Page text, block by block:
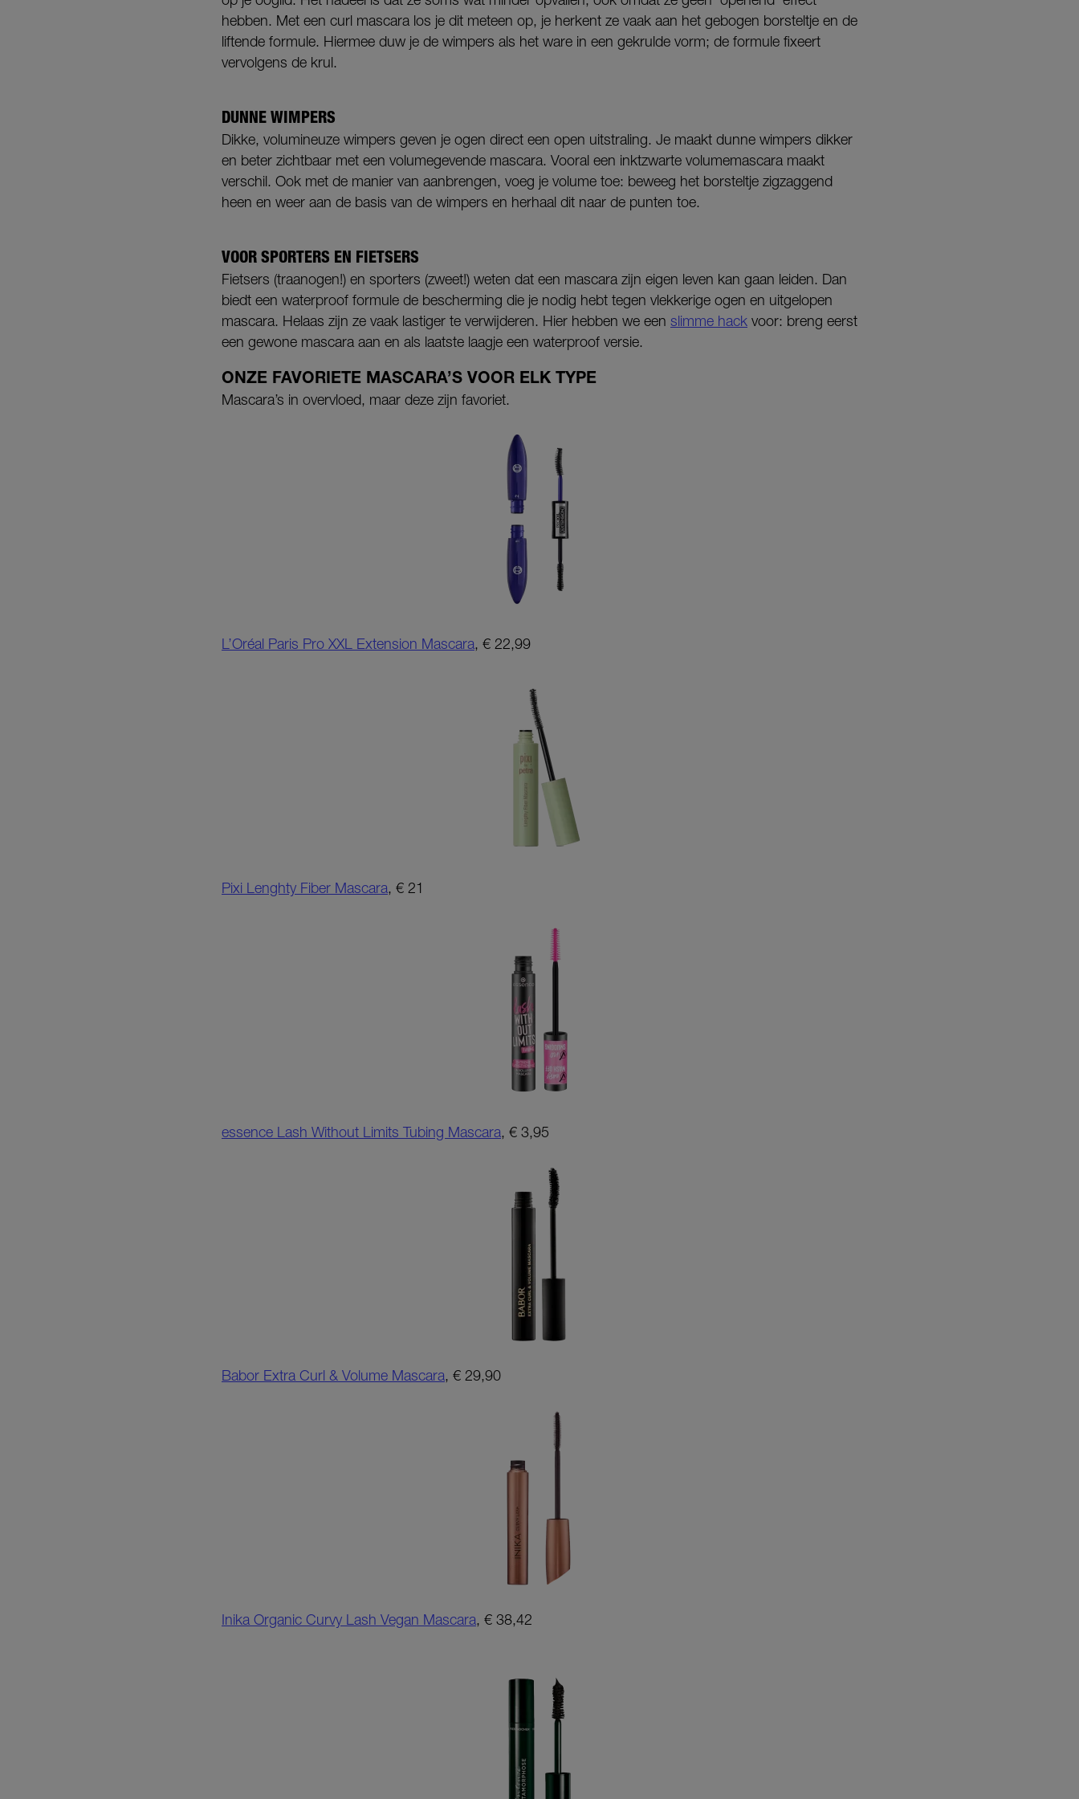
hebben. Met een curl mascara los je dit meteen op, je herkent ze vaak aan het gebogen borsteltje en de
liftende formule. Hiermee duw je de wimpers als het ware in een gekrulde vorm; de formule fixeert
vervolgens de krul.
DUNNE WIMPERS
Dikke, volumineuze wimpers geven je ogen direct een open uitstraling. Je maakt dunne wimpers dikker
en beter zichtbaar met een volumegevende mascara. Vooral een inktzwarte volumemascara maakt
verschil. Ook met de manier van aanbrengen, voeg je volume toe: beweeg het borsteltje zigzaggend
heen en weer aan de basis van de wimpers en herhaal dit naar de punten toe.
VOOR SPORTERS EN FIETSERS
Fietsers (traanogen!) en sporters (zweet!) weten dat een mascara zijn eigen leven kan gaan leiden. Dan
biedt een waterproof formule de bescherming die je nodig hebt tegen vlekkerige ogen en uitgelopen
mascara. Helaas zijn ze vaak lastiger te verwijderen. Hier hebben we een slimme hack voor: breng eerst
een gewone mascara aan en als laatste laagje een waterproof versie.
ONZE FAVORIETE MASCARA’S VOOR ELK TYPE
Mascara’s in overvloed, maar deze zijn favoriet.
L’Oréal Paris Pro XXL Extension Mascara, € 22,99
Pixi Lenghty Fiber Mascara, € 21
essence Lash Without Limits Tubing Mascara, € 3,95
Babor Extra Curl & Volume Mascara, € 29,90
Inika Organic Curvy Lash Vegan Mascara, € 38,42